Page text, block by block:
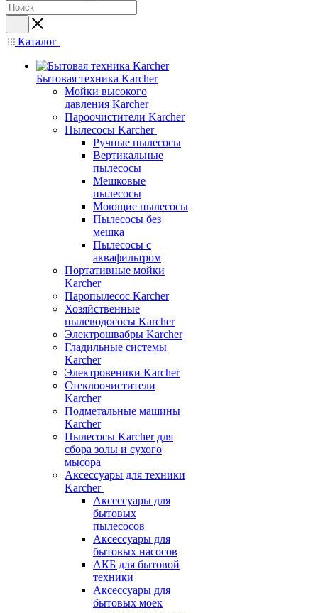
Каталог
Бытовая техника Karcher
Мойки высокого
давления Karcher
Пароочистители Karcher
Пылесосы Karcher
Ручные пылесосы
Вертикальные
пылесосы
Мешковые
пылесосы
Моющие пылесосы
Пылесосы без
мешка
Пылесосы с
аквафильтром
Портативные мойки
Karcher
Паропылесос Karcher
Хозяйственные
пылеводососы Karcher
Электрошвабры Karcher
Гладильные системы
Karcher
Электровеники Karcher
Стеклоочистители
Karcher
Подметальные машины
Karcher
Пылесосы Karcher для
сбора золы и сухого
мысора
Аксессуары для техники
Karcher
Аксессуары для
бытовых
пылесосов
Аксессуары для
бытовых насосов
АКБ для бытовой
техники
Аксессуары для
бытовых моек